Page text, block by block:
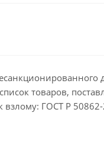
товаров,
ГОСТ Р 50862-